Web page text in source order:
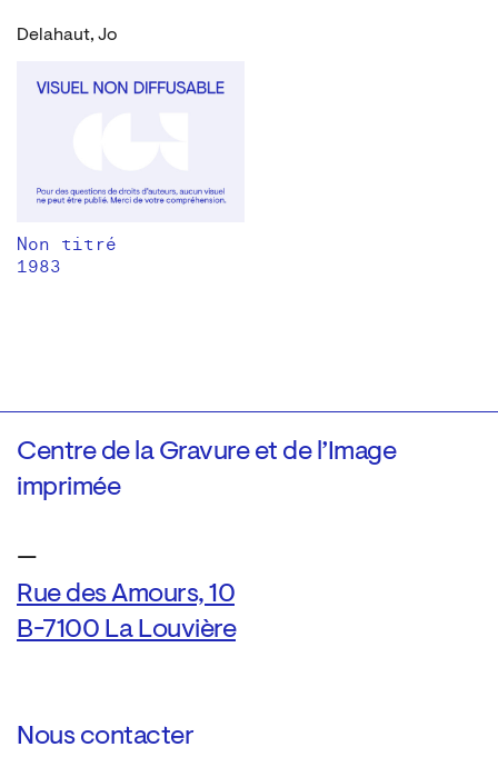
Delahaut, Jo
Non titré
1983
Centre de la Gravure et de l’Image
imprimée
—
Rue des Amours, 10
B-7100 La Louvière
Nous contacter